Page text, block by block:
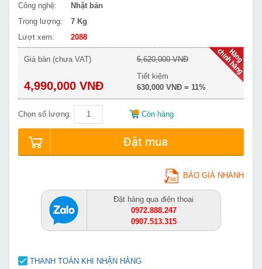
Công nghệ:
Nhật bản
Trọng lượng:
7 Kg
Lượt xem:
2088
Giá bán (chưa VAT)
4,990,000 VNĐ
5,620,000 VNĐ
Tiết kiệm
630,000 VNĐ = 11%
Chọn số lượng: Còn hàng
Đặt mua
BÁO GIÁ NHANH
Đặt hàng qua điện thoại
0972.888.247
0907.513.315
THANH TOÁN KHI NHẬN HÀNG